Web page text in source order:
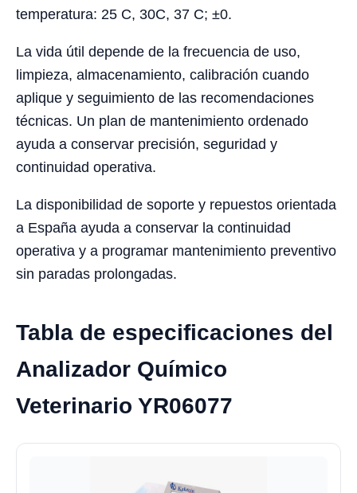
temperatura: 25 C, 30C, 37 C; ±0.
La vida útil depende de la frecuencia de uso,
limpieza, almacenamiento, calibración cuando
aplique y seguimiento de las recomendaciones
técnicas. Un plan de mantenimiento ordenado
ayuda a conservar precisión, seguridad y
continuidad operativa.
La disponibilidad de soporte y repuestos orientada
a España ayuda a conservar la continuidad
operativa y a programar mantenimiento preventivo
sin paradas prolongadas.
Tabla de especificaciones del
Analizador Químico
Veterinario YR06077